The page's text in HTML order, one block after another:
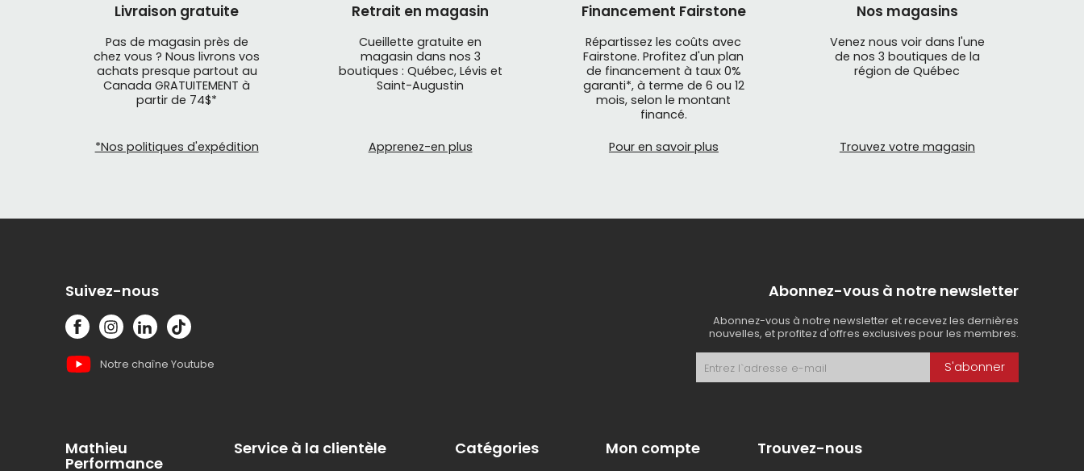
une bonne modulation de la force de freinage. Les leviers de frein de marques renommées comme Shimano,
SRAM et Campagnolo sont généralement de bonnes options à considérer.
Découvrez notre gamme de leviers de freins conçus pour les vélos sur route, disponibles dans notre catalogue de
Leviers de frein à disque mécaniques
Les leviers de frein à disque hydrauliques sont utilisés avec des freins à disque hydrauliques qui offrent une
meilleure puissance de freinage et une meilleure modulation que les freins à patins. Ils sont souvent plus chers et
Levier de frein et de vitesse
Livraison gratuite
Pas de magasin près de
chez vous ? Nous livrons vos
achats presque partout au
Canada GRATUITEMENT à
partir de 74$*
*Nos politiques d'expédition
Retrait en magasin
Cueillette gratuite en
magasin dans nos 3
boutiques : Québec, Lévis et
Saint-Augustin
Apprenez-en plus
Financement Fairstone
Répartissez les coûts avec
Fairstone. Profitez d'un plan
de financement à taux 0%
garanti*, à terme de 6 ou 12
mois, selon le montant
financé.
Pour en savoir plus
Nos magasins
Venez nous voir dans l'une
de nos 3 boutiques de la
région de Québec
Trouvez votre magasin
Suivez-nous
Notre chaîne Youtube
Abonnez-vous à notre newsletter
Abonnez-vous à notre newsletter et recevez les dernières
nouvelles, et profitez d'offres exclusives pour les membres.
S'abonner
Mathieu
Performance
Service à la clientèle Catégories Mon compte Trouvez-nous